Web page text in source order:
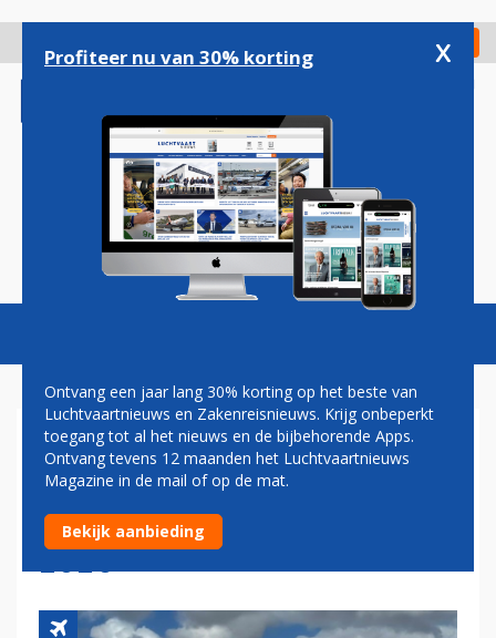
gaan
Check in
Magazine Podcasts Vacatures
CONDOR VOEGT DRIE
STEDENBESTEMMINGEN TOE
AAN ZOMERDIENSTREGELING
2026
Profiteer nu van 30% korting x
Ontvang een jaar lang 30% korting op het beste van
Luchtvaartnieuws en Zakenreisnieuws. Krijg onbeperkt
toegang tot al het nieuws en de bijbehorende Apps.
Ontvang tevens 12 maanden het Luchtvaartnieuws
Magazine in de mail of op de mat.
Bekijk aanbieding